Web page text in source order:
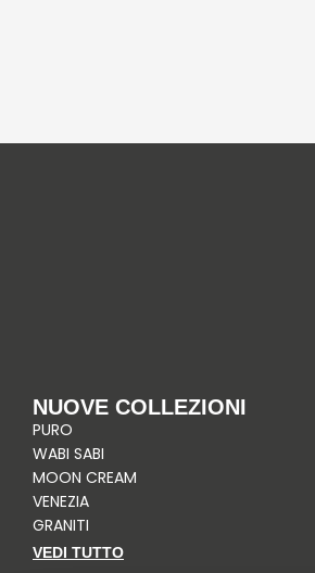
NUOVE COLLEZIONI
PURO
WABI SABI
MOON CREAM
VENEZIA
GRANITI
VEDI TUTTO